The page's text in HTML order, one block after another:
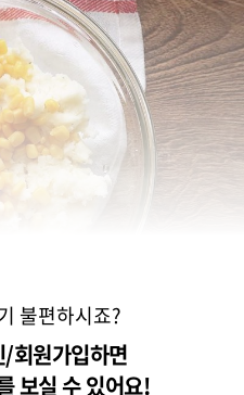
불편하시죠?
회원가입하면
보실 수 있어요!